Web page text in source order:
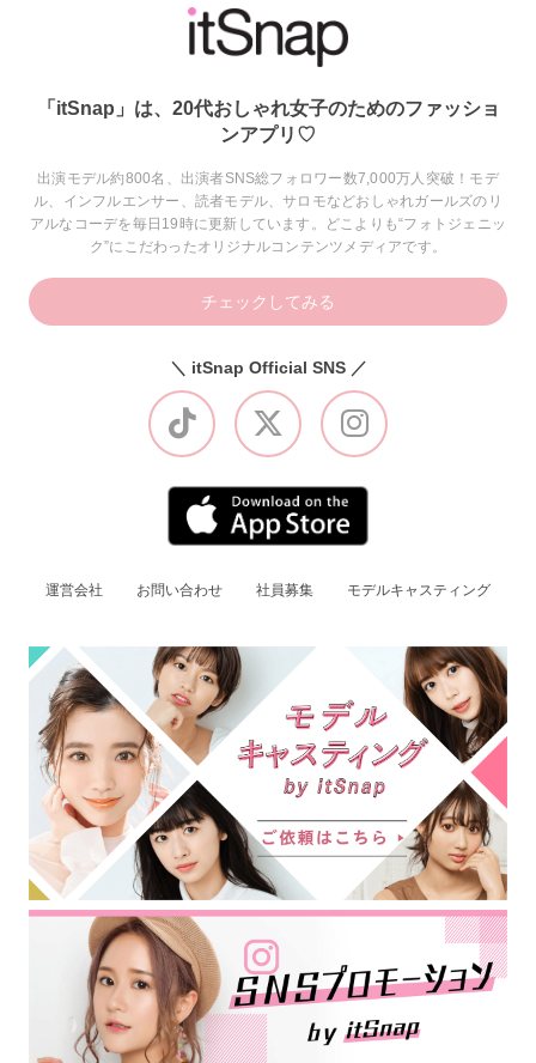
「itSnap」は、20代おしゃれ女子のためのファッショ
ンアプリ♡
出演モデル約800名、出演者SNS総フォロワー数7,000万人突破！モデ
ル、インフルエンサー、読者モデル、サロモなどおしゃれガールズのリ
アルなコーデを毎日19時に更新しています。どこよりも“フォトジェニッ
ク”にこだわったオリジナルコンテンツメディアです。
チェックしてみる
＼ itSnap Official SNS ／
運営会社 お問い合わせ 社員募集 モデルキャスティング